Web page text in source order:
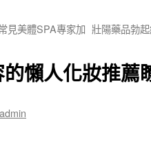
見美體SPA專家加 壯陽藥品勃
懶人化妝推薦
admin